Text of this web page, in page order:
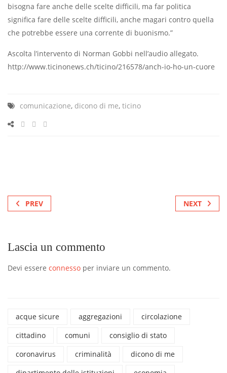
bisogna fare anche delle scelte difficili, ma far politica
significa fare delle scelte difficili, anche magari contro quella
che potrebbe essere una corrente di buonismo.”
Ascolta l’intervento di Norman Gobbi nell’audio allegato.
http://www.ticinonews.ch/ticino/216578/anch-io-ho-un-cuore
comunicazione, dicono di me, ticino
PREV NEXT
Lascia un commento
Devi essere connesso per inviare un commento.
acque sicure aggregazioni
circolazione
cittadino
comuni
consiglio di stato
coronavirus
criminalità
dicono di me